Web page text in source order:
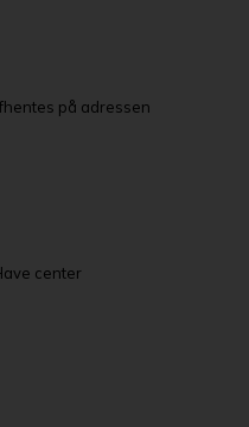
på adressen
center